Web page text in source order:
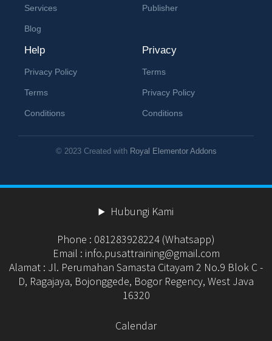
Services
Blog
Publisher
Help
Privacy Policy
Terms
Conditions
Privacy
Terms
Privacy Policy
Conditions
© 2023 Created with Royal Elementor Addons
Hubungi Kami
Phone : 081283928224 (Whatsapp)
Email : info.pusattraining@gmail.com
Alamat : Jl. Perumahan Samasta Citayam 2 No.9 Blok C -
D, Ragajaya, Bojonggede, Bogor Regency, West Java
16320
Calendar